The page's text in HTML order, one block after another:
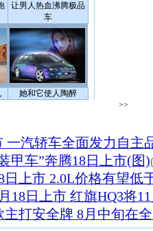
让男人热血沸腾极品
车
她和它使人陶醉
>>
一汽轿车全面发力自主
甲车”奔腾18日上市(图)
日上市 2.0L价格有望低
18日上市 红旗HQ3将
主打安全牌 8月中旬在